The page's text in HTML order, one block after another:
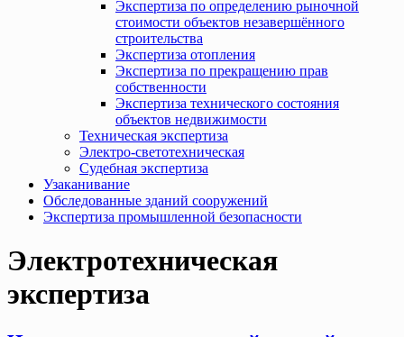
Экспертиза по определению рыночной
стоимости объектов незавершённого
строительства
Экспертиза отопления
Экспертиза по прекращению прав
собственности
Экспертиза технического состояния
объектов недвижимости
Техническая экспертиза
Электро-светотехническая
Судебная экспертиза
Узаканивание
Обследованные зданий сооружений
Экспертиза промышленной безопасности
Электротехническая
экспертиза